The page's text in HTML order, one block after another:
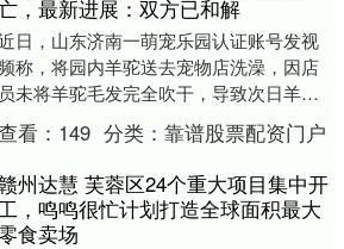
，最新进展：双方已和解
日，山东济南一萌宠乐园认证账号发视
称，将园内羊驼送去宠物店洗澡，因店
员未将羊驼毛发完全吹干，导致次日羊驼
失温死亡。事后，宠物店表示会赔偿，但
日未有回复，后....
看： 149 分类：靠谱股票配资门户
州达慧 芙蓉区24个重大项目集中开
，鸣鸣很忙计划打造全球面积最大
食卖场